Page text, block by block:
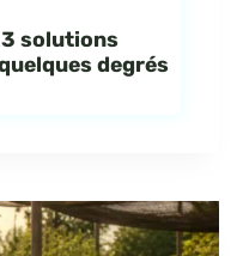
3 solutions
degrés